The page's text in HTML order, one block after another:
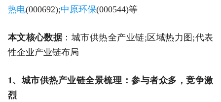
热电(000692);中原环保(000544)等
本文核心数据：城市供热全产业链;区域热力图;代表
性企业产业链布局
1、城市供热产业链全景梳理：参与者众多，竞争激
烈